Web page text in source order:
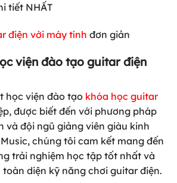
tiết NHẤT
điện với máy tính đơn giản
viện đào tạo guitar điện
học viện đào tạo khóa học guitar
được biết đến với phương pháp
và đội ngũ giảng viên giàu kinh
chúng tôi cam kết mang đến
trải nghiệm học tập tốt nhất và
diện kỹ năng chơi guitar điện.